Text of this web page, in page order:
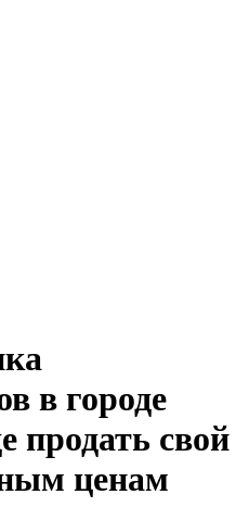
в городе
продать свой
ценам